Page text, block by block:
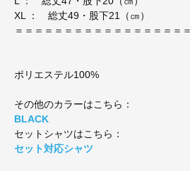
XL ： 総丈49・股下21（㎝）
＝＝＝＝＝＝＝＝＝＝＝＝＝＝＝＝＝
ポリエステル100%
その他のカラーはこちら：
BLACK
セットシャツはこちら：
セット対応シャツ